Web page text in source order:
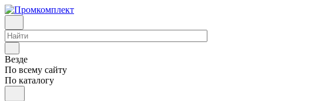
Везде
По всему сайту
По каталогу